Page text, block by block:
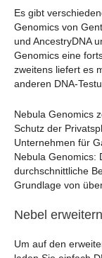
Es gibt
Genomics von
und AncestryDNA
Genomics eine
zweitens liefert es
anderen DNA-
Nebula Genomics
Schutz der
Unternehmen für
Nebula Genomics:
durchschnittliche
Grundlage von
Nebel erweitern
Um auf den